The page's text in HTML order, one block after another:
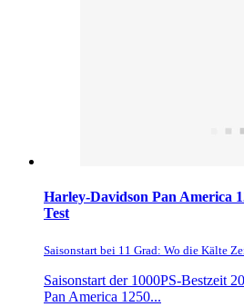
Harley-Davidson Pan America
Test
Saisonstart bei 11 Grad: Wo die Kälte
Saisonstart der 1000PS-Bestzeit
Pan America 1250...